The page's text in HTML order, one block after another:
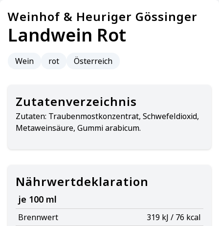
Weinhof & Heuriger Gössinger
Landwein Rot
Wein rot Österreich
Zutatenverzeichnis
Zutaten: Traubenmostkonzentrat, Schwefeldioxid,
Metaweinsäure, Gummi arabicum.
Nährwertdeklaration
je 100 ml
Brennwert
319 kJ / 76 kcal